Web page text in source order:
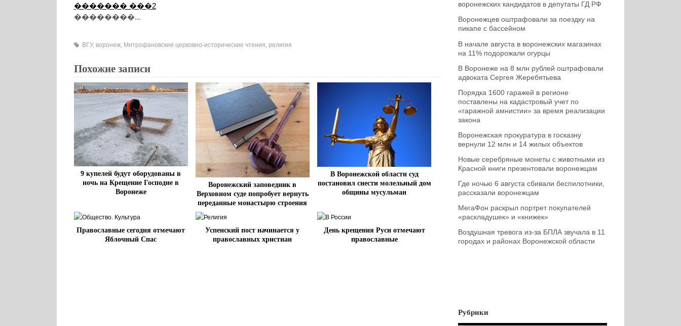
������� ���2
��������...
ВГУ, воронеж, Митрофановские церковно-исторические чтения, религия
Похожие записи
9 купелей будут оборудованы в
ночь на Крещение Господне в
Воронеже
Воронежский заповедник в
Верховном суде попробует вернуть
переданные монастырю строения
В Воронежской области суд
постановил снести молельный дом
общины мусульман
Православные сегодня отмечают
Яблочный Спас
Успенский пост начинается у
православных христиан
День крещения Руси отмечают
православные
воронежских кандидатов в депутаты ГД РФ
Воронежцев оштрафовали за поездку на
пикапе с бассейном
В начале августа в воронежских магазинах
на 11% подорожали огурцы
В Воронеже на 8 млн рублей оштрафовали
адвоката Сергея Жеребятьева
Порядка 1600 гаражей в регионе
поставлены на кадастровый учет по
«гаражной амнистии» за время реализации
закона
Воронежская прокуратура в госказну
вернули 12 млн и 14 жилых объектов
Новые серебряные монеты с животными из
Красной книги презентовали воронежцам
Где ночью 6 августа сбивали беспилотники,
рассказали воронежцам
МегаФон раскрыл портрет покупателей
«раскладушек» и «книжек»
Воздушная тревога из-за БПЛА звучала в 11
городах и районах Воронежской области
Рубрики